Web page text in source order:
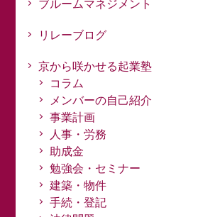
ブルームマネジメント
リレーブログ
京から咲かせる起業塾
コラム
メンバーの自己紹介
事業計画
人事・労務
助成金
勉強会・セミナー
建築・物件
手続・登記